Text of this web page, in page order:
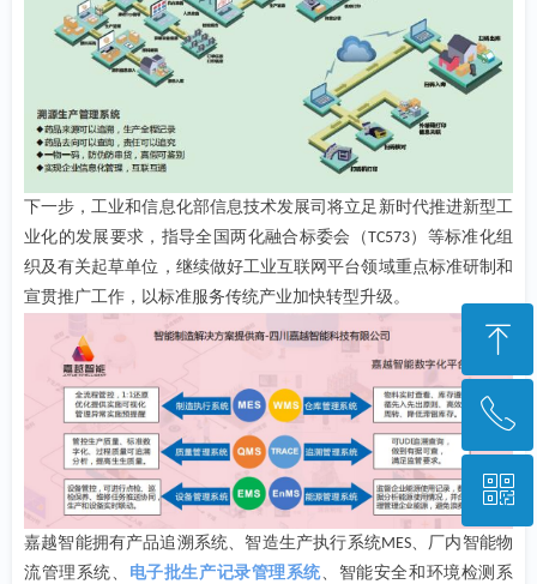
下一步，工业和信息化部信息技术发展司将立足新时代推进新型工
业化的发展要求，指导全国两化融合标委会（TC573）等标准化组
织及有关起草单位，继续做好工业互联网平台领域重点标准研制和
宣贯推广工作，以标准服务传统产业加快转型升级。
嘉越智能拥有产品追溯系统、智造生产执行系统MES、厂内智能物
流管理系统、 电子批生产记录管理系统、智能安全和环境检测系
ꁸ
回到顶部
ꂅ
028-85223948
ꀥ
微信二维码